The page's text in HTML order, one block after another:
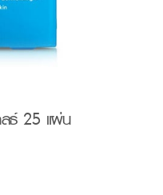
ธ์ 25 แผ่น